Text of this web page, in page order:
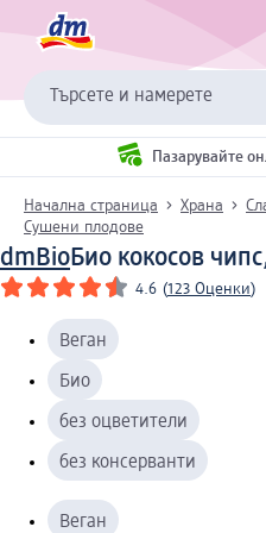
Търсете и намерете
Пазарувайте
Начална страница Храна
Сушени плодове
dmBioБио кокосов
4.6 (123 Оценки)
Веган
Био
без оцветители
без консерванти
Веган